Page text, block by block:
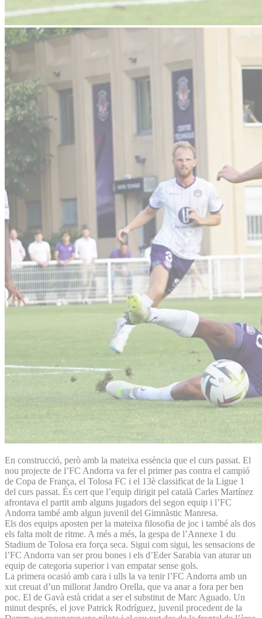
En construcció, però amb la mateixa essència que el curs passat. El
nou projecte de l’FC Andorra va fer el primer pas contra el campió
de Copa de França, el Tolosa FC i el 13è classificat de la Ligue 1
del curs passat. És cert que l’equip dirigit pel català Carles Martínez
afrontava el partit amb alguns jugadors del segon equip i l’FC
Andorra també amb algun juvenil del Gimnàstic Manresa.
Els dos equips aposten per la mateixa filosofia de joc i també als dos
els falta molt de ritme. A més a més, la gespa de l’Annexe 1 du
Stadium de Tolosa era força seca. Sigui com sigui, les sensacions de
l’FC Andorra van ser prou bones i els d’Eder Sarabia van aturar un
equip de categoria superior i van empatar sense gols.
La primera ocasió amb cara i ulls la va tenir l’FC Andorra amb un
xut creuat d’un millorat Jandro Orella, que va anar a fora per ben
poc. El de Gavà està cridat a ser el substitut de Marc Aguado. Un
minut després, el jove Patrick Rodríguez, juvenil procedent de la